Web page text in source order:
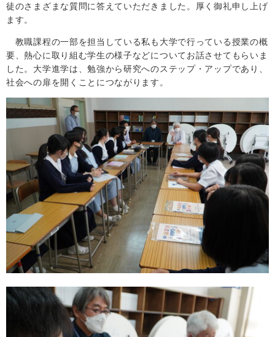
徒のさまざまな質問に答えていただきました。厚く御礼申し上げ
ます。
教職課程の一部を担当している私も大学で行っている授業の概
要、熱心に取り組む学生の様子などについてお話させてもらいま
した。大学進学は、勉強から研究へのステップ・アップであり、
社会への扉を開くことにつながります。